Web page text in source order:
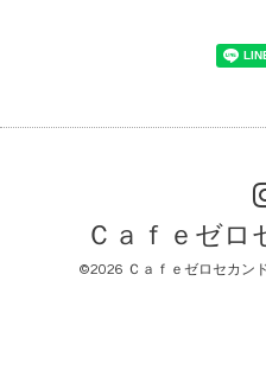
Ｃａｆｅゼロ
©2026 Ｃａｆｅゼロセカン